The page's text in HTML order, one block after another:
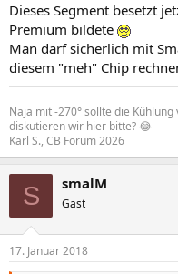
Dieses Segment besetzt
Premium bildete
Man darf sicherlich mit
diesem "meh" Chip
Naja mit -270° sollte die
diskutieren wir hier bitte? 😂
Karl S., CB Forum 2026
S smalM
Gast
17. Januar 2018